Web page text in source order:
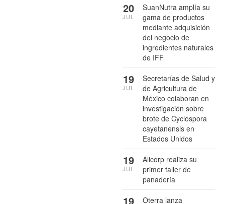
SuanNutra amplía su
gama de productos
mediante adquisición
del negocio de
ingredientes naturales
de IFF
20
JUL
Secretarías de Salud y
de Agricultura de
México colaboran en
investigación sobre
brote de Cyclospora
cayetanensis en
Estados Unidos
19
JUL
Alicorp realiza su
primer taller de
panadería
19
JUL
Oterra lanza
19